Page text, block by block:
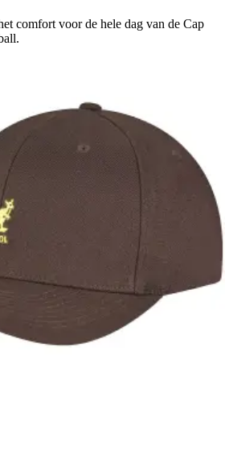
comfort voor de hele dag van de Cap